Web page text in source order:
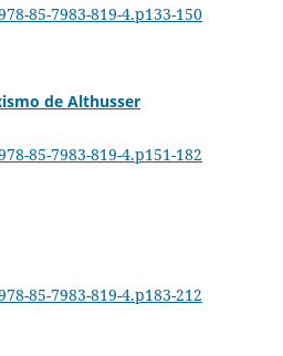
85-7983-819-4.p133-150
de Althusser
85-7983-819-4.p151-182
85-7983-819-4.p183-212